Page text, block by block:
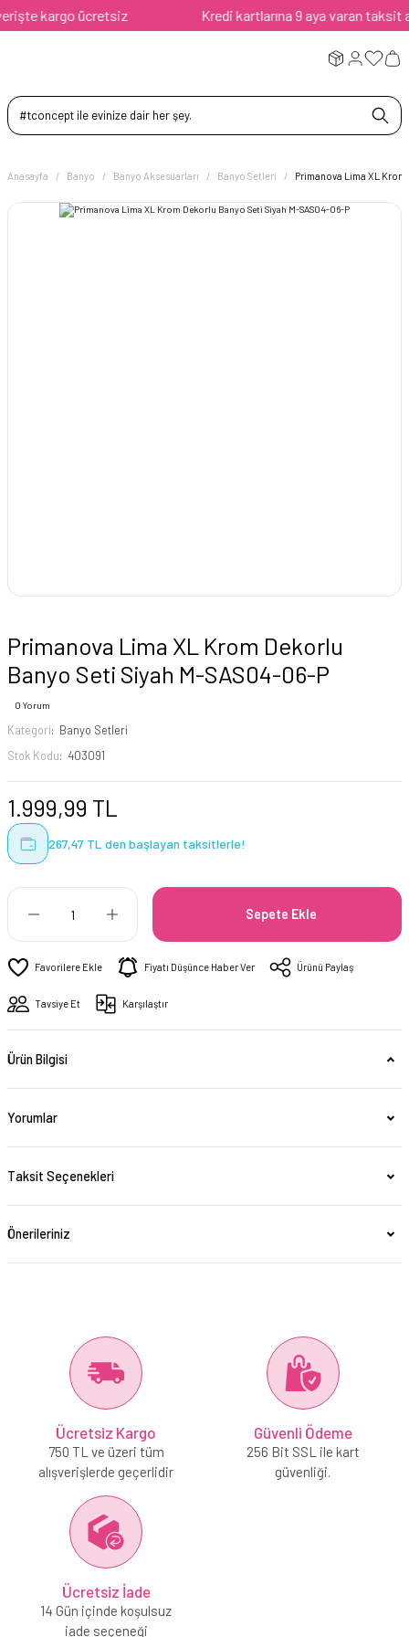
kargo ücretsiz Kredi kartlarına 9 aya varan taksit
Anasayfa Banyo Banyo Aksesuarları Banyo Setleri Primanova Lima XL
Primanova Lima XL Krom Dekorlu
Banyo Seti Siyah M-SAS04-06-P
0 Yorum
Kategori
Banyo Setleri
Stok Kodu
403091
1.999,99 TL
267,47 TL den başlayan taksitlerle!
Sepete Ekle
Fiyatı Düşünce Haber Ver Ürünü Paylaş
Tavsiye Et Karşılaştır
Ürün Bilgisi
Yorumlar
Taksit Seçenekleri
Önerileriniz
Ücretsiz Kargo
750 TL ve üzeri tüm
alışverişlerde geçerlidir
Güvenli Ödeme
256 Bit SSL ile kart
güvenliği.
Ücretsiz İade
14 Gün içinde koşulsuz
iade seçeneği